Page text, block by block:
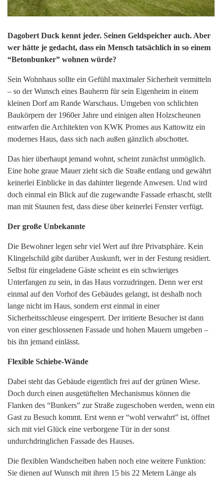
Dagobert Duck kennt jeder. Seinen Geldspeicher auch. Aber
wer hätte je gedacht, dass ein Mensch tatsächlich in so einem
“Betonbunker” wohnen würde?
Sein Wohnhaus sollte ein Gefühl maximaler Sicherheit vermitteln
– so der Wunsch eines Bauherrn für sein Eigenheim in einem
kleinen Dorf am Rande Warschaus. Umgeben von schlichten
Baukörpern der 1960er Jahre und einigen alten Holzscheunen
entwarfen die Architekten von KWK Promes aus Kattowitz ein
modernes Haus, dass sich nach außen gänzlich abschottet.
Das hier überhaupt jemand wohnt, scheint zunächst unmöglich.
Eine hohe graue Mauer zieht sich die Straße entlang und gewährt
keinerlei Einblicke in das dahinter liegende Anwesen. Und wird
doch einmal ein Blick auf die zugewandte Fassade erhascht, stellt
man mit Staunen fest, dass diese über keinerlei Fenster verfügt.
Der große Unbekannte
Die Bewohner legen sehr viel Wert auf ihre Privatsphäre. Kein
Klingelschild gibt darüber Auskunft, wer in der Festung residiert.
Selbst für eingeladene Gäste scheint es ein schwieriges
Unterfangen zu sein, in das Haus vorzudringen. Denn wer erst
einmal auf den Vorhof des Gebäudes gelangt, ist deshalb noch
lange nicht im Haus, sondern erst einmal in einer
Sicherheitsschleuse eingesperrt. Der irritierte Besucher ist dann
von einer geschlossenen Fassade und hohen Mauern umgeben –
bis ihn jemand einlässt.
Flexible Schiebe-Wände
Dabei steht das Gebäude eigentlich frei auf der grünen Wiese.
Doch durch einen ausgetüftelten Mechanismus können die
Flanken des “Bunkers” zur Straße zugeschoben werden, wenn ein
Gast zu Besuch kommt. Erst wenn er “wohl verwahrt” ist, öffnet
sich mit viel Glück eine verborgene Tür in der sonst
undurchdringlichen Fassade des Hauses.
Die flexiblen Wandscheiben haben noch eine weitere Funktion:
Sie dienen auf Wunsch mit ihren 15 bis 22 Metern Länge als